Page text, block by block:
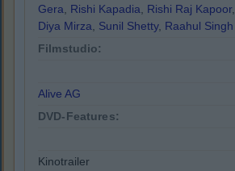
Gera, Rishi Kapadia, Rishi Raj Kapoor,
Diya Mirza, Sunil Shetty, Raahul Singh
Filmstudio:
Alive AG
DVD-Features:
Kinotrailer